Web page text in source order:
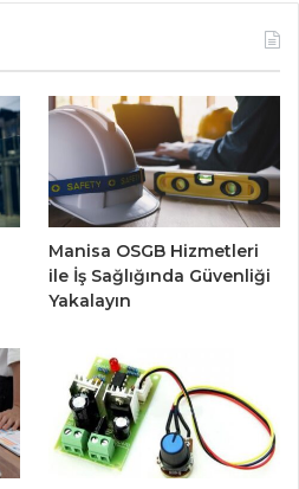
Manisa OSGB Hizmetleri
ile İş Sağlığında Güvenliği
Yakalayın